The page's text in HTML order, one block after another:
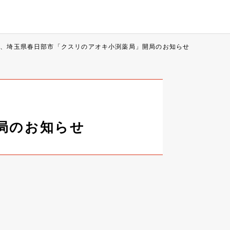
埼玉県春日部市「クスリのアオキ小渕薬局」開局のお知らせ
のお知らせ